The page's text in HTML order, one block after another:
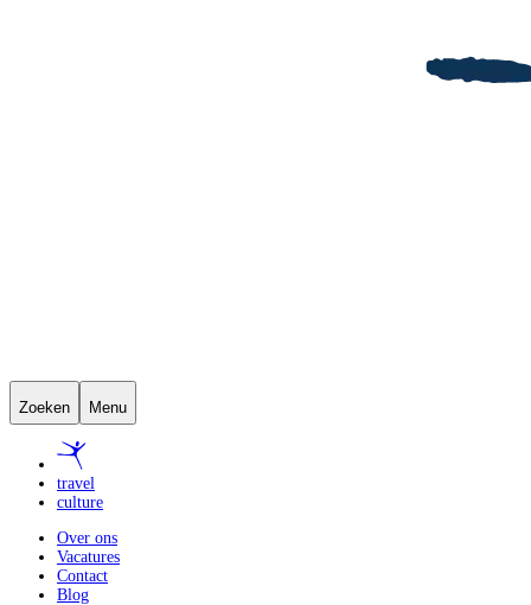
Zoeken Menu
travel
culture
Over ons
Vacatures
Contact
Blog